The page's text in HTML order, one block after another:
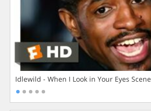
Idlewild - When I Look in Your Eyes Scene